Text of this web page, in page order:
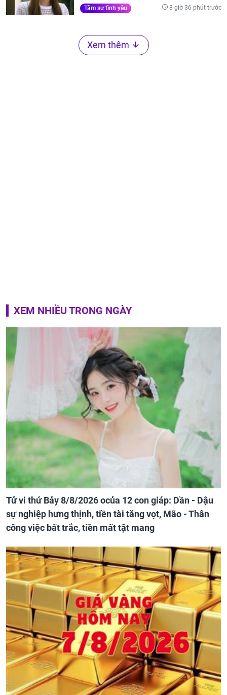
Tâm sự tình yêu 8 giờ 36 phút trước
Xem thêm
XEM NHIỀU TRONG NGÀY
Tử vi thứ Bảy 8/8/2026 ocủa 12 con giáp: Dần - Dậu
sự nghiệp hưng thịnh, tiền tài tăng vọt, Mão - Thân
công việc bất trắc, tiền mất tật mang